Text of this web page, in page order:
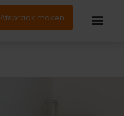
Afspraak maken